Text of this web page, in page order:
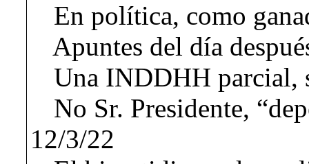
En política, como
Apuntes del día
Una INDDHH parcial,
No Sr. Presidente,
12/3/22